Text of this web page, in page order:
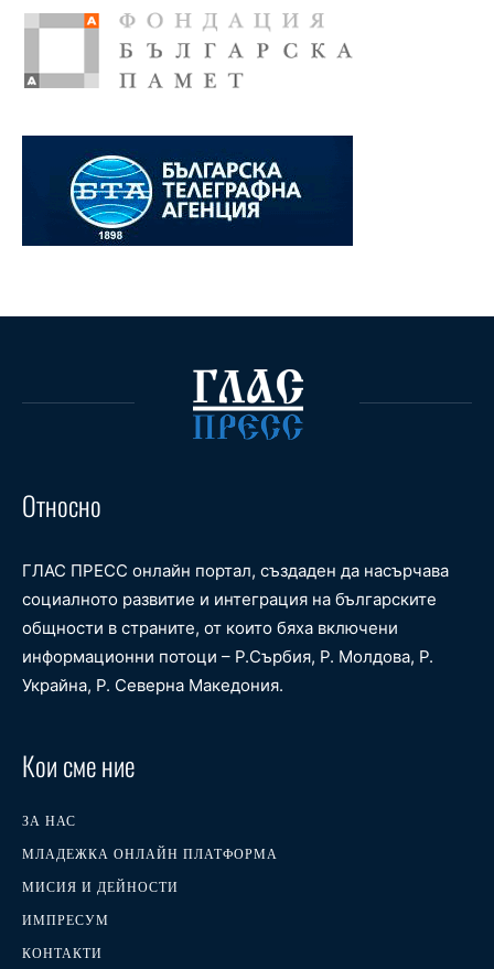
Относно
ГЛАС ПРЕСС онлайн портал, създаден да насърчава
социалното развитие и интеграция на българските
общности в страните, от които бяха включени
информационни потоци – Р.Сърбия, Р. Молдова, Р.
Украйна, Р. Северна Македония.
Кои сме ние
ЗА НАС
МЛАДЕЖКА ОНЛАЙН ПЛАТФОРМА
МИСИЯ И ДЕЙНОСТИ
ИМПРЕСУМ
КОНТАКТИ